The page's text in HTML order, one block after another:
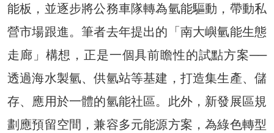
能板，並逐步將公務車隊轉為氫能驅動，帶動私
營市場跟進。筆者去年提出的「南大嶼氫能生態
走廊」構想，正是一個具前瞻性的試點方案──
透過海水製氫、供氫站等基建，打造集生產、儲
存、應用於一體的氫能社區。此外，新發展區規
劃應預留空間，兼容多元能源方案，為綠色轉型